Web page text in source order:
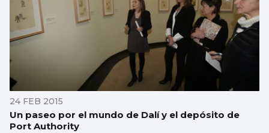
24 FEB 2015
Un paseo por el mundo de Dalí y el depósito de
Port Authority